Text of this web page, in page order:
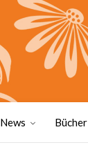
News Bücher